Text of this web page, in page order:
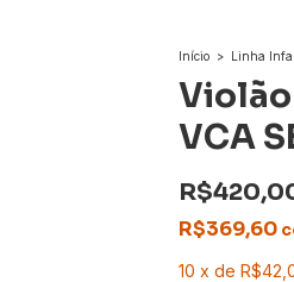
Início > Linha
VCA
R$369,60
10 x de